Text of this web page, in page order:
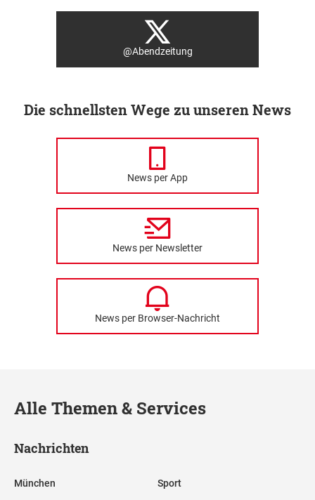
@Abendzeitung
Die schnellsten Wege zu unseren News
News per App
News per Newsletter
News per Browser-Nachricht
Alle Themen & Services
Nachrichten
München Sport